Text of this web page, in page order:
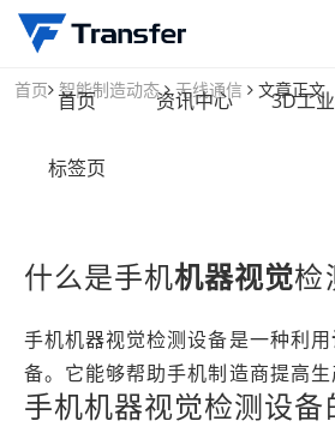
首页 资讯中心 3D工
标签页
首页 智能制造动态 无线通信 文章正文
什么是手机机器视觉检
手机机器视觉检测设备是一种利用
备。它能够帮助手机制造商提高
手机机器视觉检测设备